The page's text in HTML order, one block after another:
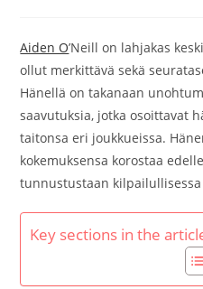
Aiden O’Neill on lahjakas
ollut merkittävä sekä
Hänellä on takanaan
saavutuksia, jotka osoittavat
taitonsa eri joukkueissa.
kokemuksensa korostaa
tunnustustaan
Key sections in the